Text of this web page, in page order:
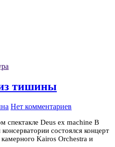
тишины
Нет комментариев
спектакле Deus ex machine В
состоялся концерт
Kairos Orchestra и